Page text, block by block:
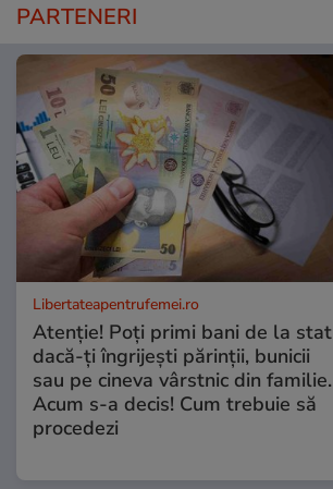
PARTENERI
Libertateapentrufemei.ro
Atenție! Poți primi bani de la stat
dacă-ți îngrijești părinții, bunicii
sau pe cineva vârstnic din familie.
Acum s-a decis! Cum trebuie să
procedezi